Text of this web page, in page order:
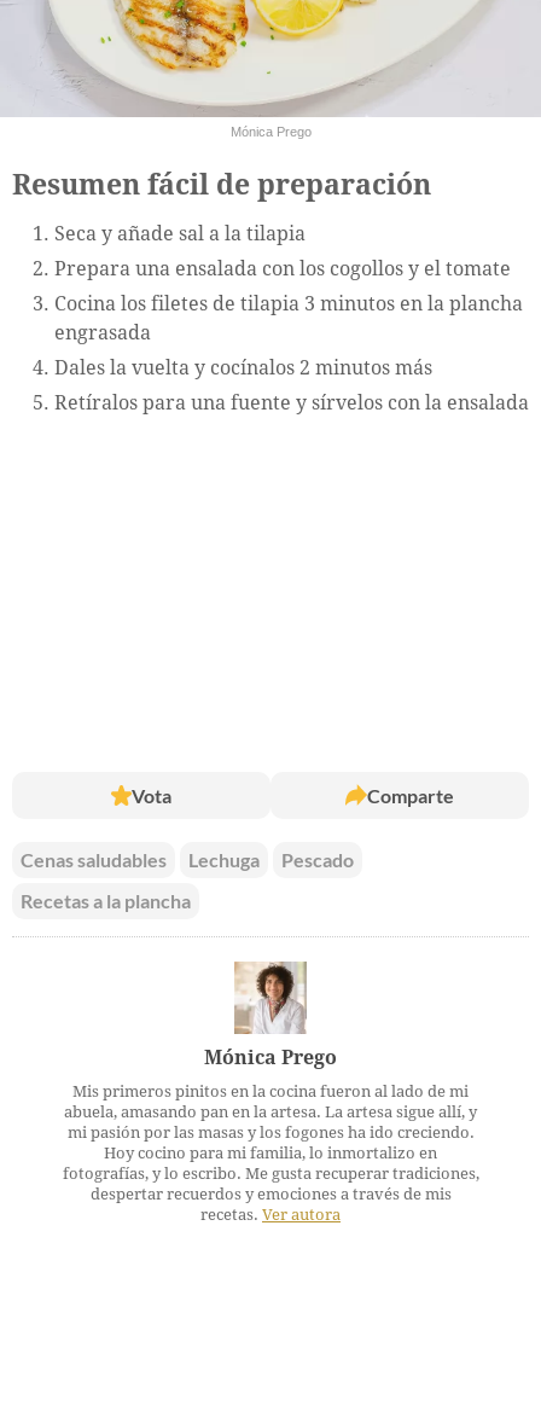
Mónica Prego
Resumen fácil de preparación
Seca y añade sal a la tilapia
Prepara una ensalada con los cogollos y el tomate
Cocina los filetes de tilapia 3 minutos en la plancha
engrasada
Dales la vuelta y cocínalos 2 minutos más
Retíralos para una fuente y sírvelos con la ensalada
Vota Comparte
Cenas saludables Lechuga
Pescado
Recetas a la plancha
Mónica Prego
Mis primeros pinitos en la cocina fueron al lado de mi
abuela, amasando pan en la artesa. La artesa sigue allí, y
mi pasión por las masas y los fogones ha ido creciendo.
Hoy cocino para mi familia, lo inmortalizo en
fotografías, y lo escribo. Me gusta recuperar tradiciones,
despertar recuerdos y emociones a través de mis
recetas. Ver autora